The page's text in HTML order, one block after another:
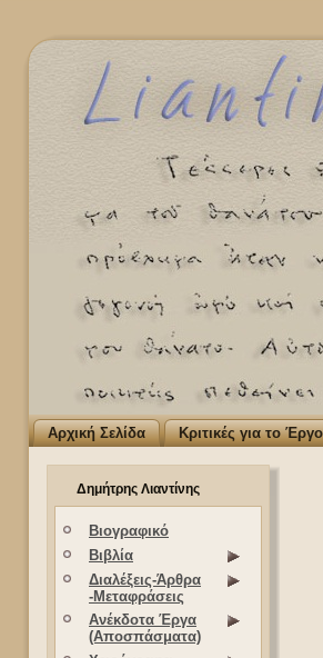
Αρχική Σελίδα Κριτικές για το
Δημήτρης Λιαντίνης
Βιογραφικό
Βιβλία
Διαλέξεις-Άρθρα
-Μεταφράσεις
Ανέκδοτα Έργα
(Αποσπάσματα)